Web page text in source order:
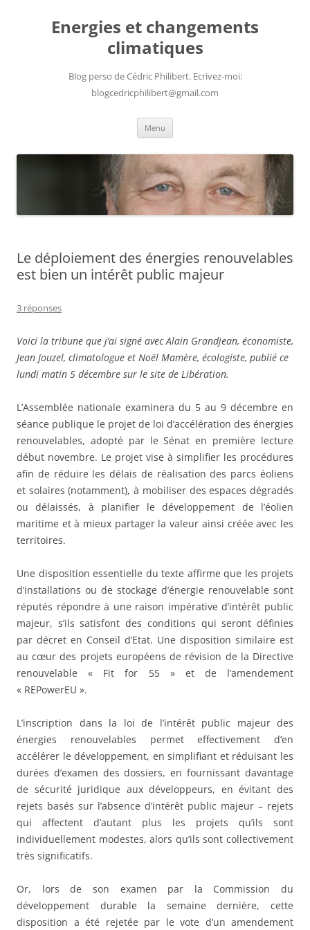
contenuEnergies et changements
climatiques
Blog perso de Cédric Philibert. Ecrivez-moi:
blogcedricphilibert@gmail.com
Menu
Le déploiement des énergies renouvelables
est bien un intérêt public majeur
3 réponses
Voici la tribune que j’ai signé avec Alain Grandjean, économiste,
Jean Jouzel, climatologue et Noël Mamère, écologiste, publié ce
lundi matin 5 décembre sur le site de Libération.
L’Assemblée nationale examinera du 5 au 9 décembre en
séance publique le projet de loi d’accélération des énergies
renouvelables, adopté par le Sénat en première lecture
début novembre. Le projet vise à simplifier les procédures
afin de réduire les délais de réalisation des parcs éoliens
et solaires (notamment), à mobiliser des espaces dégradés
ou délaissés, à planifier le développement de l’éolien
maritime et à mieux partager la valeur ainsi créée avec les
territoires.
Une disposition essentielle du texte affirme que les projets
d’installations ou de stockage d’énergie renouvelable sont
réputés répondre à une raison impérative d’intérêt public
majeur, s’ils satisfont des conditions qui seront définies
par décret en Conseil d’Etat. Une disposition similaire est
au cœur des projets européens de révision de la Directive
renouvelable « Fit for 55 » et de l’amendement
« REPowerEU ».
L’inscription dans la loi de l’intérêt public majeur des
énergies renouvelables permet effectivement d’en
accélérer le développement, en simplifiant et réduisant les
durées d’examen des dossiers, en fournissant davantage
de sécurité juridique aux développeurs, en évitant des
rejets basés sur l’absence d’intérêt public majeur – rejets
qui affectent d’autant plus les projets qu’ils sont
individuellement modestes, alors qu’ils sont collectivement
très significatifs.
Or, lors de son examen par la Commission du
développement durable la semaine dernière, cette
disposition a été rejetée par le vote d’un amendement